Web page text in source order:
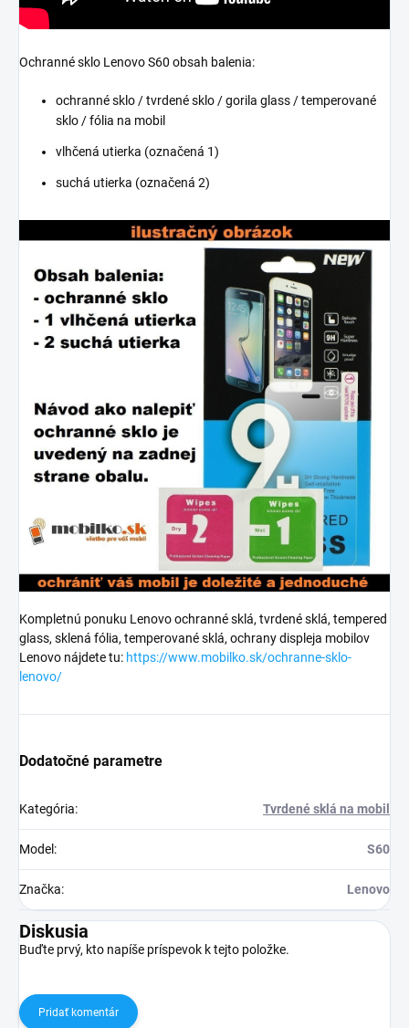
Ochranné sklo Lenovo S60 obsah balenia:
ochranné sklo / tvrdené sklo / gorila glass / temperované
sklo / fólia na mobil
vlhčená utierka (označená 1)
suchá utierka (označená 2)
Kompletnú ponuku Lenovo ochranné sklá, tvrdené sklá, tempered
glass, sklená fólia, temperované sklá, ochrany displeja mobilov
Lenovo nájdete tu: https://www.mobilko.sk/ochranne-sklo-
lenovo/
Dodatočné parametre
Kategória: Tvrdené sklá na mobil
Model : S60
Značka: Lenovo
Diskusia
Buďte prvý, kto napíše príspevok k tejto položke.
Pridať komentár